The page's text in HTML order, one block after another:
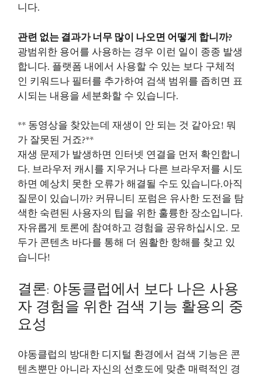
니다.
관련 없는 결과가 너무 많이 나오면 어떻게 합니까?
광범위한 용어를 사용하는 경우 이런 일이 종종 발생
합니다. 플랫폼 내에서 사용할 수 있는 보다 구체적
인 키워드나 필터를 추가하여 검색 범위를 좁히면 표
시되는 내용을 세분화할 수 있습니다.
** 동영상을 찾았는데 재생이 안 되는 것 같아요! 뭐
가 잘못된 거죠?**
재생 문제가 발생하면 인터넷 연결을 먼저 확인합니
다. 브라우저 캐시를 지우거나 다른 브라우저를 시도
하면 예상치 못한 오류가 해결될 수도 있습니다.아직
질문이 있습니까? 커뮤니티 포럼은 유사한 도전을 탐
색한 숙련된 사용자의 팁을 위한 훌륭한 장소입니다.
자유롭게 토론에 참여하고 경험을 공유하십시오. 모
두가 콘텐츠 바다를 통해 더 원활한 항해를 찾고 있
습니다!
결론: 야동클럽에서 보다 나은 사용
자 경험을 위한 검색 기능 활용의 중
요성
야동클럽의 방대한 디지털 환경에서 검색 기능은 콘
텐츠뿐만 아니라 자신의 선호도에 맞춘 매력적인 경